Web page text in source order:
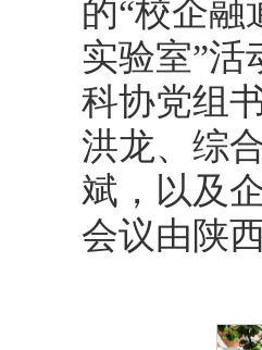
的“校企
实验室”
科协党组
洪龙、综
斌，以及
会议由陕